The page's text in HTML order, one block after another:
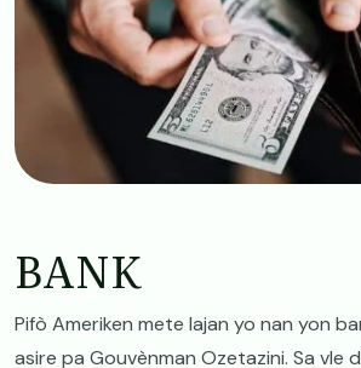
BANK
Pifò Ameriken mete lajan yo nan yon
asire pa Gouvènman Ozetazini. Sa vle